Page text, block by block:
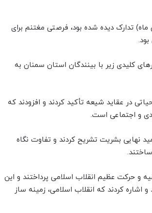
تدارک دیده شده بود، فرصتی مغتنم برای
کلیدی زیر با بینندگان استان سمنان به
در عقاید شیعه تأکید کردند و افزودند که
و اجتماعی است.
نهایی بشریت تشریح کردند و تفاوت نگاه
و حرکت عظیم انقلاب اسلامی پرداختند و این
کردند که انقلاب اسلامی، زمینه ساز